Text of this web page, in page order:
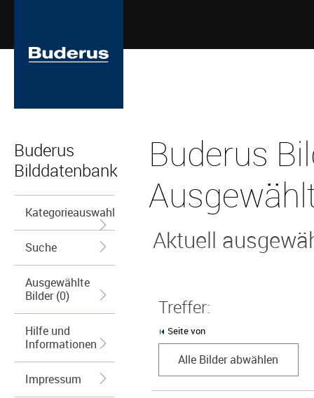
Buderus
Bilddatenbank
Kategorieauswahl
Suche
Ausgewählte
Bilder (0)
Hilfe und
Informationen
Impressum
Buderus
Aktuell
Treffer:
Seite von
Alle Bilder abwählen